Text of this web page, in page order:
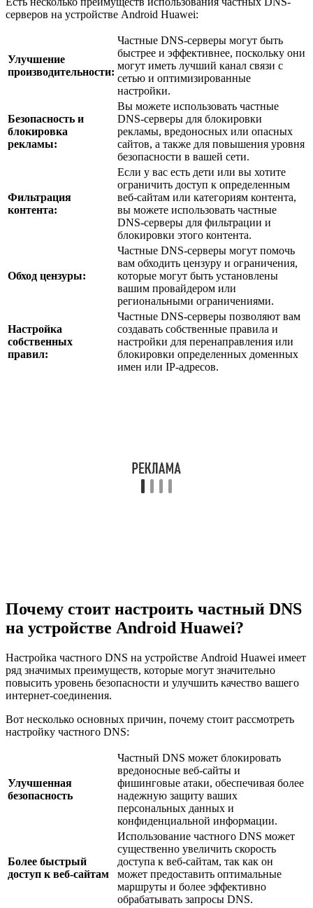
серверов на устройстве Android Huawei:
Улучшение
производительности:
Частные DNS-серверы могут быть
быстрее и эффективнее, поскольку они
могут иметь лучший канал связи с
сетью и оптимизированные
настройки.
Безопасность и
блокировка
рекламы:
Вы можете использовать частные
DNS-серверы для блокировки
рекламы, вредоносных или опасных
сайтов, а также для повышения уровня
безопасности в вашей сети.
Фильтрация
контента:
Если у вас есть дети или вы хотите
ограничить доступ к определенным
веб-сайтам или категориям контента,
вы можете использовать частные
DNS-серверы для фильтрации и
блокировки этого контента.
Обход цензуры:
Частные DNS-серверы могут помочь
вам обходить цензуру и ограничения,
которые могут быть установлены
вашим провайдером или
региональными ограничениями.
Настройка
собственных
правил:
Частные DNS-серверы позволяют вам
создавать собственные правила и
настройки для перенаправления или
блокировки определенных доменных
имен или IP-адресов.
Почему стоит настроить частный DNS
на устройстве Android Huawei?
Настройка частного DNS на устройстве Android Huawei имеет
ряд значимых преимуществ, которые могут значительно
повысить уровень безопасности и улучшить качество вашего
интернет-соединения.
Вот несколько основных причин, почему стоит рассмотреть
настройку частного DNS:
Улучшенная
безопасность
Частный DNS может блокировать
вредоносные веб-сайты и
фишинговые атаки, обеспечивая более
надежную защиту ваших
персональных данных и
конфиденциальной информации.
Более быстрый
доступ к веб-сайтам
Использование частного DNS может
существенно увеличить скорость
доступа к веб-сайтам, так как он
может предоставить оптимальные
маршруты и более эффективно
обрабатывать запросы DNS.